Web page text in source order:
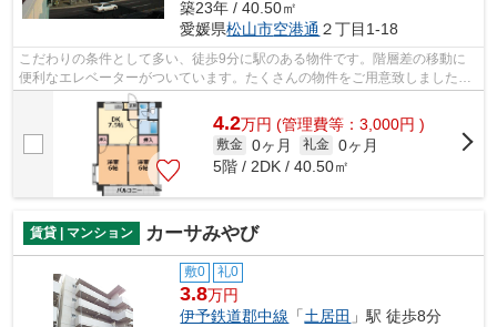
築23年 / 40.50㎡
愛媛県松山市空港通 ２丁目1-18
こだわりの条件として多い、徒歩9分に駅のある物件です。階層差の移動に
便利なエレベーターがついています。たくさんの物件をご用意致しました。
色々な物件をご覧になって、お気に入り...
4.2万円 (管理費等：3,000円 )
敷金 0ヶ月 礼金 0ヶ月
5階 / 2DK / 40.50㎡
賃貸 | マンション カーサみやび
敷0 礼0
3.8万円
伊予鉄道郡中線 「土居田 」駅 徒歩8分